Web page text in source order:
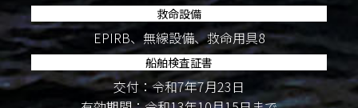
救命設備
EPIRB、無線設備、救命用具8
船舶検査証書
交付：令和7年7月23日